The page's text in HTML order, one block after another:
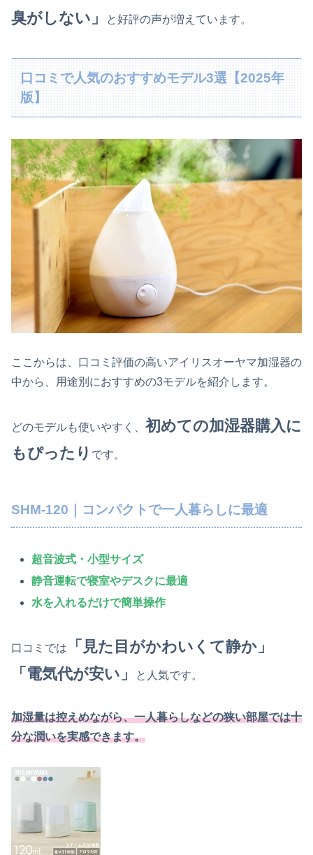
臭がしない」
と好評の声が増えています。
口コミで人気のおすすめモデル3選【2025年
版】
ここからは、口コミ評価の高いアイリスオーヤマ加湿器の
中から、用途別におすすめの3モデルを紹介します。
どのモデルも使いやすく、 初めての加湿器購入に
もぴったり です。
SHM-120｜コンパクトで一人暮らしに最適
超音波式・小型サイズ
静音運転で寝室やデスクに最適
水を入れるだけで簡単操作
口コミでは
「見た目がかわいくて静か」
「電気代が安い」
と人気です。
加湿量は控えめながら、一人暮らしなどの狭い部屋では十
分な潤いを実感できます。